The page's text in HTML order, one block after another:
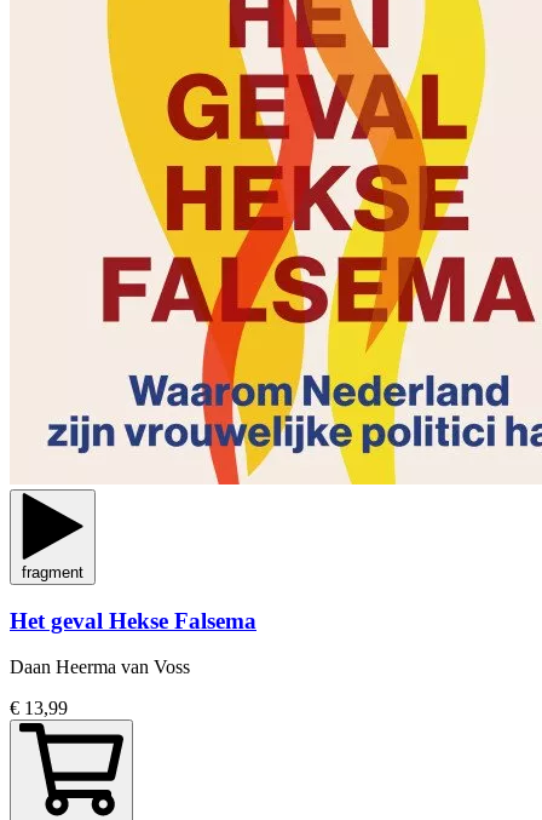
fragment
Het geval Hekse Falsema
Daan Heerma van Voss
€ 13,99